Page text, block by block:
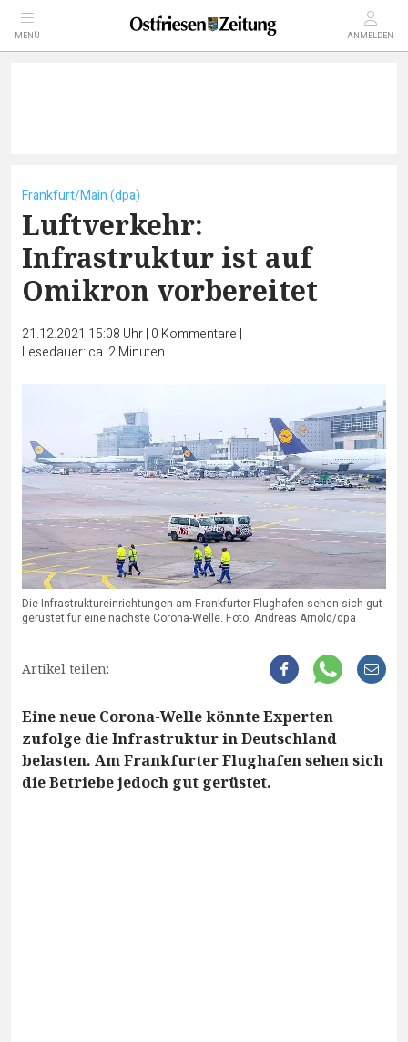
MENÜ ANMELDEN
Frankfurt/Main (dpa)
Luftverkehr:
Infrastruktur ist auf
Omikron vorbereitet
21.12.2021 15:08 Uhr| 0 Kommentare |
Lesedauer: ca. 2 Minuten
Die Infrastruktureinrichtungen am Frankfurter Flughafen sehen sich gut
gerüstet für eine nächste Corona-Welle. Foto: Andreas Arnold/dpa
Artikel teilen:
Eine neue Corona-Welle könnte Experten
zufolge die Infrastruktur in Deutschland
belasten. Am Frankfurter Flughafen sehen sich
die Betriebe jedoch gut gerüstet.